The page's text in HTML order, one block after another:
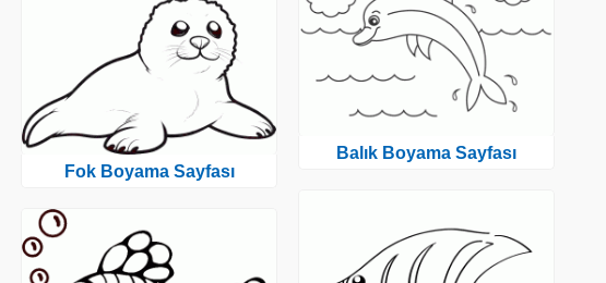
Fok Boyama Sayfası
Balık Boyama Sayfası